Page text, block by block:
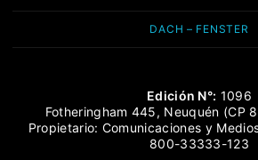
DACH – FENSTER
Edición N°: 1096
Fotheringham 445, Neuquén (CP
Propietario: Comunicaciones y
800-33333-123